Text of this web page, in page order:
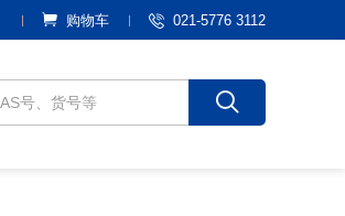
购物车 021-5776 3112